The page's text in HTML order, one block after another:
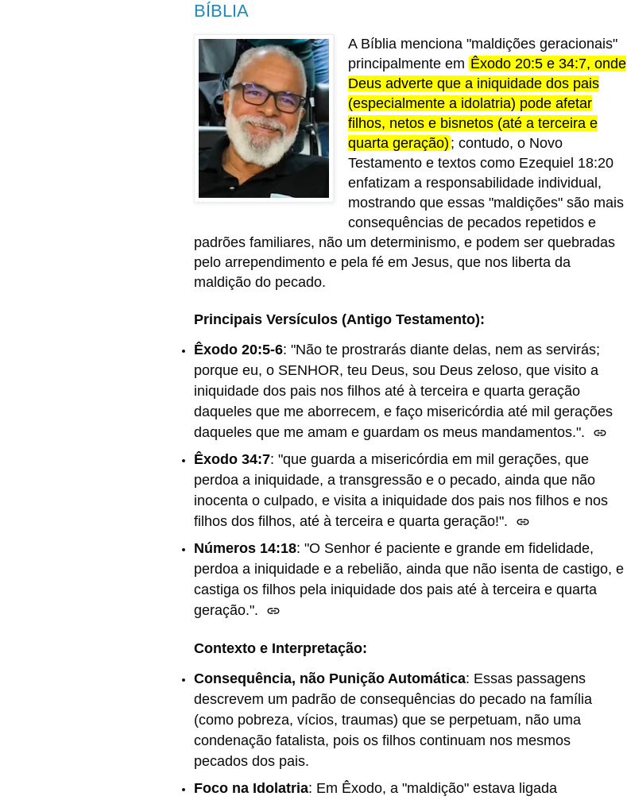
BÍBLIA
A Bíblia menciona "maldições geracionais"
principalmente em Êxodo 20:5 e 34:7, onde
Deus adverte que a iniquidade dos pais
(especialmente a idolatria) pode afetar
filhos, netos e bisnetos (até a terceira e
quarta geração) ; contudo, o Novo
Testamento e textos como Ezequiel 18:20
enfatizam a responsabilidade individual,
mostrando que essas "maldições" são mais
consequências de pecados repetidos e
padrões familiares, não um determinismo, e podem ser quebradas
pelo arrependimento e pela fé em Jesus, que nos liberta da
maldição do pecado.
Principais Versículos (Antigo Testamento):
Êxodo 20:5-6: "Não te prostrarás diante delas, nem as servirás;
porque eu, o SENHOR, teu Deus, sou Deus zeloso, que visito a
iniquidade dos pais nos filhos até à terceira e quarta geração
daqueles que me aborrecem, e faço misericórdia até mil gerações
daqueles que me amam e guardam os meus mandamentos.".
Êxodo 34:7: "que guarda a misericórdia em mil gerações, que
perdoa a iniquidade, a transgressão e o pecado, ainda que não
inocenta o culpado, e visita a iniquidade dos pais nos filhos e nos
filhos dos filhos, até à terceira e quarta geração!".
Números 14:18: "O Senhor é paciente e grande em fidelidade,
perdoa a iniquidade e a rebelião, ainda que não isenta de castigo, e
castiga os filhos pela iniquidade dos pais até à terceira e quarta
geração.".
Contexto e Interpretação:
Consequência, não Punição Automática: Essas passagens
descrevem um padrão de consequências do pecado na família
(como pobreza, vícios, traumas) que se perpetuam, não uma
condenação fatalista, pois os filhos continuam nos mesmos
pecados dos pais.
Foco na Idolatria: Em Êxodo, a "maldição" estava ligada